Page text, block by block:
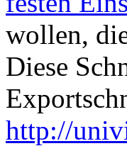
wollen,
Diese
http://